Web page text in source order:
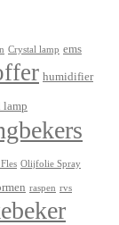
Crystal lamp ems
humidifier
lamp
Olijfolie Spray
raspen rvs